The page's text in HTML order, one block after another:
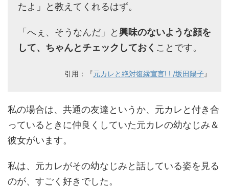
たよ」と教えてくれるはず。
「へぇ、そうなんだ」と興味のないような顔を
して、ちゃんとチェックしておく ことです。
引用：『元カレと絶対復縁宣言! ! /坂田陽子』
私の場合は、共通の友達というか、元カレと付き合
っているときに仲良くしていた元カレの幼なじみ＆
彼女がいます。
私は、元カレがその幼なじみと話している姿を見る
のが、すごく好きでした。